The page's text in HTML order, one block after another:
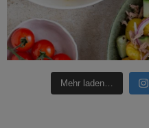
Mehr laden…